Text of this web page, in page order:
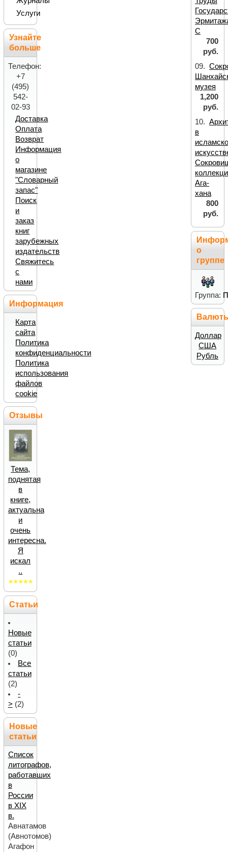
Услуги
Узнайте
больше
Телефон:
+7
(495)
542-
02-93
Доставка
Оплата
Возврат
Информация
о
магазине
"Словарный
запас"
Поиск
и
заказ
книг
зарубежных
издательств
Свяжитесь
с
нами
Информация
Карта
сайта
Политика
конфиденциальности
Политика
использования
файлов
cookie
Отзывы
Тема,
поднятая
в
книге,
актуальна
и
очень
интересна.
Я
искал
..
Статьи
Новые
статьи
(0)
Все
статьи
(2)
-
> (2)
Новые
статьи
Список
литографов,
работавших
в
России
в XIX
в.
Авнатамов
(Авнотомов)
Агафон
C
700
руб.
09.
музея
1,200
руб.
10.
в
Ага-
хана
800
руб.
о
группе
Группа:
Доллар
США
Рубль